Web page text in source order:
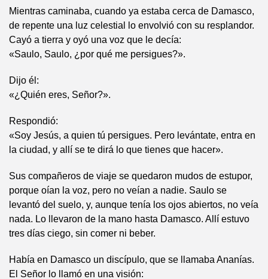
Mientras caminaba, cuando ya estaba cerca de Damasco,
de repente una luz celestial lo envolvió con su resplandor.
Cayó a tierra y oyó una voz que le decía:
«Saulo, Saulo, ¿por qué me persigues?».
Dijo él:
«¿Quién eres, Señor?».
Respondió:
«Soy Jesús, a quien tú persigues. Pero levántate, entra en
la ciudad, y allí se te dirá lo que tienes que hacer».
Sus compañeros de viaje se quedaron mudos de estupor,
porque oían la voz, pero no veían a nadie. Saulo se
levantó del suelo, y, aunque tenía los ojos abiertos, no veía
nada. Lo llevaron de la mano hasta Damasco. Allí estuvo
tres días ciego, sin comer ni beber.
Había en Damasco un discípulo, que se llamaba Ananías.
El Señor lo llamó en una visión: